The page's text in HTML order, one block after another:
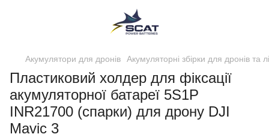
Акумулятори для дронів Акумуляторні збірки для дронів та
Пластиковий холдер для фіксації
акумуляторної батареї 5S1P
INR21700 (спарки) для дрону DJI
Mavic 3